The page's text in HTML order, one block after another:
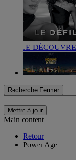
JE DÉCOUVRE
Recherche Fermer
Mettre à jour
Main content
Retour
Power Age